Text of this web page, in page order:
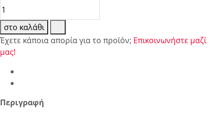
στο καλάθι
Έχετε κάποια απορία για το προϊόν; Επικοινωνήστε μαζί
μας!
Περιγραφή